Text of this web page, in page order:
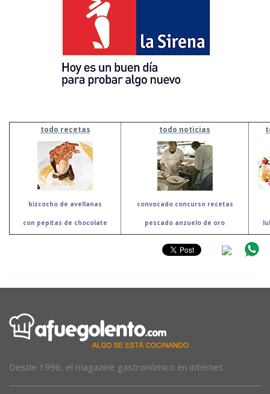
todo recetas
bizcocho de avellanas
con pepitas de chocolate
todo noticias
convocado concurso recetas
pescado anzuelo de oro
Desde 1996, el magazine gastronómico en internet.